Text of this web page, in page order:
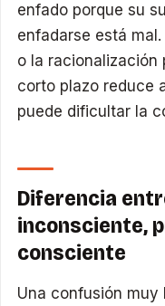
enfado porque su
enfadarse está
o la racionalización
corto plazo reduce
puede dificultar la
Diferencia
inconsciente,
consciente
Una confusión